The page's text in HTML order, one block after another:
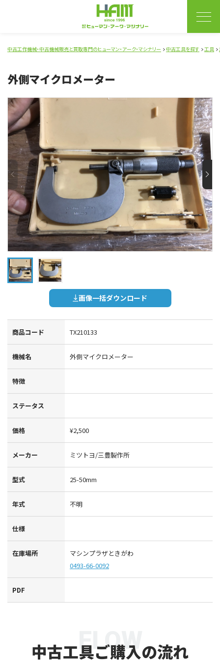
中古工作機械・中古機械販売と買取専門のヒューマン・アーク・マシナリー 中古工具を探す 工具
外側マイクロメーター
画像一括ダウンロード
商品コード TX210133
機械名 外側マイクロメーター
特徴
ステータス
価格 ¥2,500
メーカー ミツトヨ/三豊製作所
型式 25-50mm
年式 不明
仕様
在庫場所
マシンプラザときがわ
0493-66-0092
PDF
中古工具ご購入の流れ
FLOW